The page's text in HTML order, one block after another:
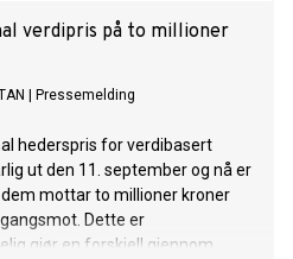
verdipris på to millioner
Pressemelding
hederspris for verdibasert
ut den 11. september og nå er
dem mottar to millioner kroner
Dette er
gjør en forskjell gjennom